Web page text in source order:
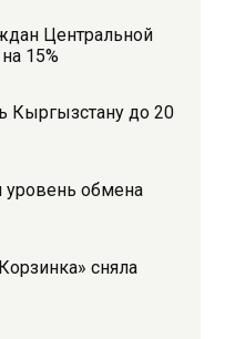
Центральной
15%
Кыргызстану до 20
обмена
сняла